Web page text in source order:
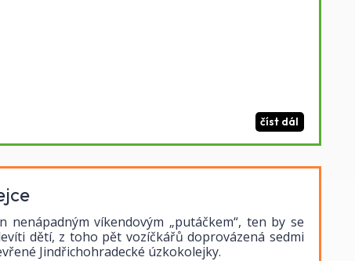
číst dál
víkendovým „putáčkem“, ten by se
dětí, z toho pět vozíčkářů doprovázená sedmi
Jindřichohradecké úzkokolejky.